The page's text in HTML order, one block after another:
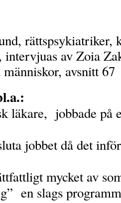
rättspsykiatriker,
intervjuas av Zoia
avsnitt 67
läkare, jobbade på
jobbet då det
mycket av
en slags